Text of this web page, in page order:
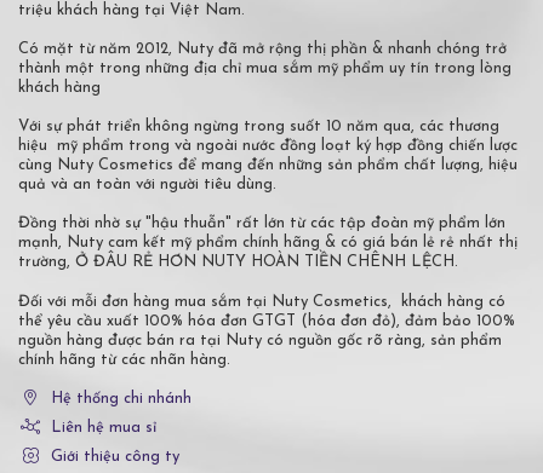
triệu khách hàng tại Việt Nam.
Có mặt từ năm 2012, Nuty đã mở rộng thị phần & nhanh chóng trở
thành một trong những địa chỉ mua sắm mỹ phẩm uy tín trong lòng
khách hàng
Với sự phát triển không ngừng trong suốt 10 năm qua, các thương
hiệu mỹ phẩm trong và ngoài nước đồng loạt ký hợp đồng chiến lược
cùng Nuty Cosmetics để mang đến những sản phẩm chất lượng, hiệu
quả và an toàn với người tiêu dùng.
Đồng thời nhờ sự "hậu thuẫn" rất lớn từ các tập đoàn mỹ phẩm lớn
mạnh, Nuty cam kết mỹ phẩm chính hãng & có giá bán lẻ rẻ nhất thị
trường, Ở ĐÂU RẺ HƠN NUTY HOÀN TIỀN CHÊNH LỆCH.
Đối với mỗi đơn hàng mua sắm tại Nuty Cosmetics, khách hàng có
thể yêu cầu xuất 100% hóa đơn GTGT (hóa đơn đỏ), đảm bảo 100%
nguồn hàng được bán ra tại Nuty có nguồn gốc rõ ràng, sản phẩm
chính hãng từ các nhãn hàng.
Hệ thống chi nhánh
Liên hệ mua sỉ
Giới thiệu công ty